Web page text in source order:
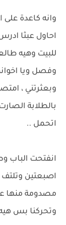
وانه كاعدة على
احاول عبثا
للبيت وهيه
وفصل ويا
وبعثرتني ،
بالطلابة
اتحمل ..
انفتحت الباب
اصبعتين
مصدومة منها
وتحركنا بس